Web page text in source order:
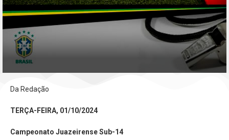
Da Redação
TERÇA-FEIRA, 01/10/2024
Campeonato Juazeirense Sub-14